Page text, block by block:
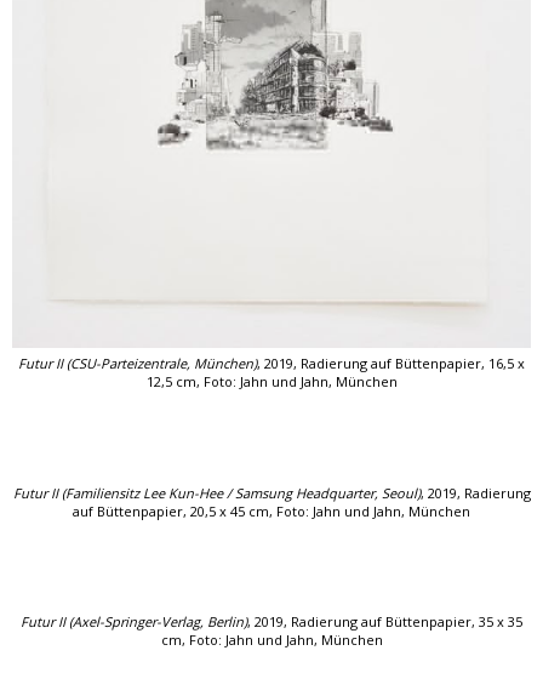
Futur II (CSU-Parteizentrale, München), 2019, Radierung auf Büttenpapier, 16,5 x
12,5 cm, Foto: Jahn und Jahn, München
Futur II (Familiensitz Lee Kun-Hee / Samsung Headquarter, Seoul), 2019, Radierung
auf Büttenpapier, 20,5 x 45 cm, Foto: Jahn und Jahn, München
Futur II (Axel-Springer-Verlag, Berlin), 2019, Radierung auf Büttenpapier, 35 x 35
cm, Foto: Jahn und Jahn, München